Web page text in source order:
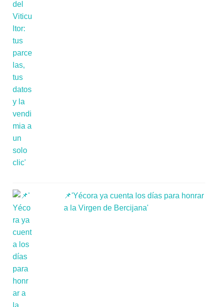
📌'Yécora ya cuenta los días para honrar
a la Virgen de Bercijana'